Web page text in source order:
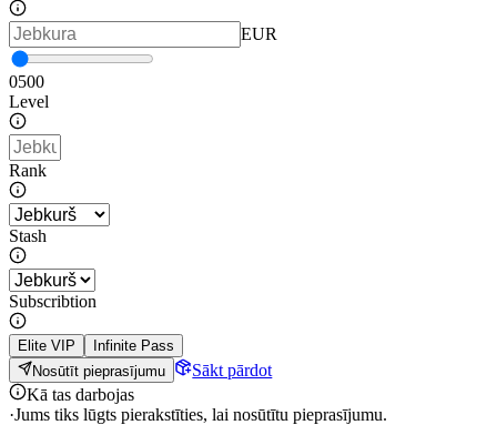
EUR
0500
Level
Rank
Stash
Subscribtion
Elite VIP
Infinite Pass
Nosūtīt pieprasījumu
Sākt pārdot
Kā tas darbojas
·Jums tiks lūgts pierakstīties, lai nosūtītu pieprasījumu.